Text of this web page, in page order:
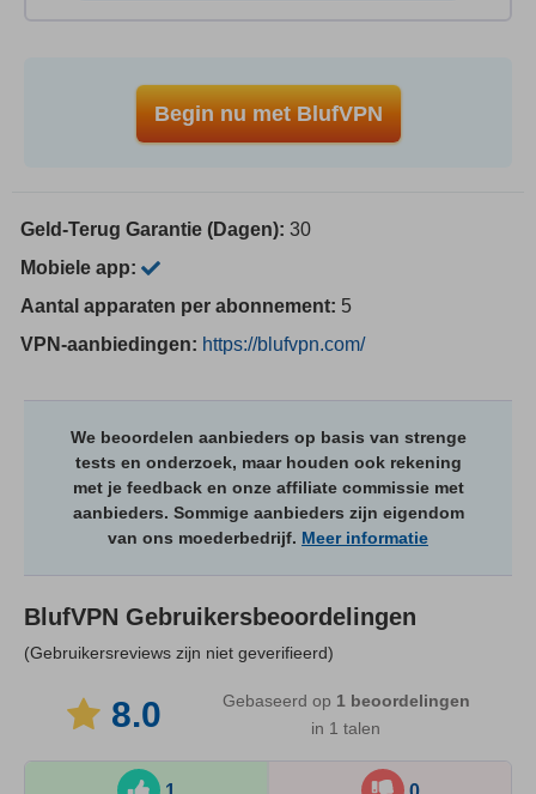
Begin nu met BlufVPN
Geld-Terug Garantie (Dagen): 30
Mobiele app:
Aantal apparaten per abonnement: 5
VPN-aanbiedingen: https://blufvpn.com/
We beoordelen aanbieders op basis van strenge
tests en onderzoek, maar houden ook rekening
met je feedback en onze affiliate commissie met
aanbieders. Sommige aanbieders zijn eigendom
van ons moederbedrijf. Meer informatie
BlufVPN Gebruikersbeoordelingen
(Gebruikersreviews zijn niet geverifieerd)
8.0 Gebaseerd op 1 beoordelingen
in 1 talen